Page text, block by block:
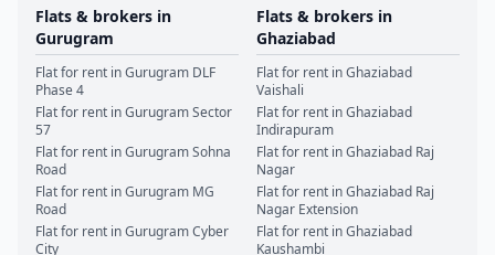
Flats & brokers in
Gurugram
Flat for rent inGurugram DLF
Phase 4
Flat for rent inGurugramSector
57
Flat for rent inGurugramSohna
Road
Flat for rent inGurugram MG
Road
Flat for rent inGurugramCyber
City
Flats & brokers in
Ghaziabad
Flat for rent inGhaziabad
Vaishali
Flat for rent inGhaziabad
Indirapuram
Flat for rent inGhaziabad Raj
Nagar
Flat for rent inGhaziabad Raj
Nagar Extension
Flat for rent inGhaziabad
Kaushambi